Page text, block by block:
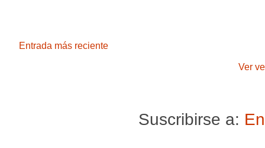
Entrada más reciente
Ver
Suscribirse a: